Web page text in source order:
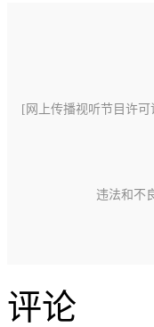
[ 网上传播视听节目许可
违法和不
评论